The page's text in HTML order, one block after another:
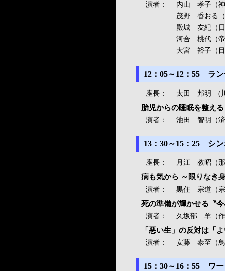
演者：
内山 孝子（
茂野 香おる
殿城 友紀（
河合 桃代（帝
大宮 裕子（
12：05～12：55 ラ
座長： 太田 邦明 (川
胎児からの睡眠を整える
演者： 池田 智明（
13：30～15：25 シ
座長： 月江 教昭（
病も気から ～限りなき
演者： 黒住 宗道（
死の準備が輝かせる〝
演者： 久坂部 羊（
「悪い生」の反対は「
演者： 安藤 泰至（
15：30～16：55 ワ